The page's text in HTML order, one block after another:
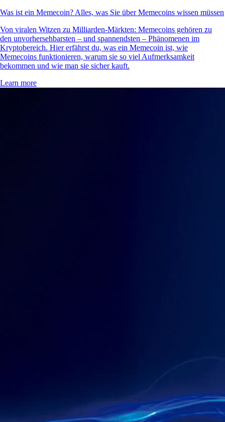
Was ist ein Memecoin? Alles, was Sie über Memecoins wissen müssen
Von viralen Witzen zu Milliarden-Märkten: Memecoins gehören zu
den unvorhersehbarsten – und spannendsten – Phänomenen im
Kryptobereich. Hier erfährst du, was ein Memecoin ist, wie
Memecoins funktionieren, warum sie so viel Aufmerksamkeit
bekommen und wie man sie sicher kauft.
Learn more